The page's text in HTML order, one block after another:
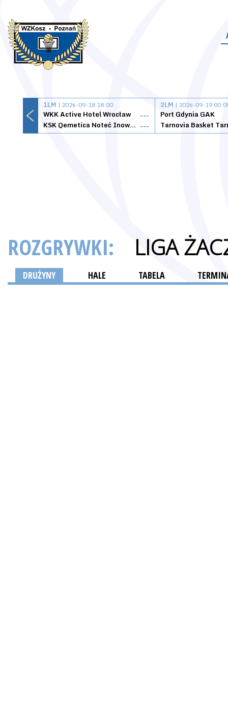
1LM | 2026-09-18 18:00
WKK Active Hotel Wrocław
---
KSK Qemetica Noteć Inowrocław ---
2LM | 2026-09-19
Port Gdynia GAK
ROZGRYWKI: LIGA
DRUŻYNY HALE TABELA